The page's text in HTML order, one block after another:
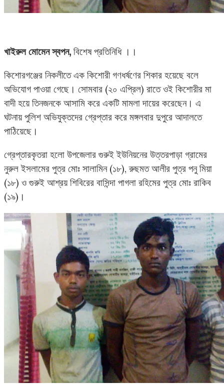
খাইরুল মোমেন স্বপন, বিশেষ প্রতিনিধি ।।
কিশোরগঞ্জের নিকলীতে এক কিশোরী গণধর্ষণের শিকার হয়েছে বলে
অভিযোগ পাওয়া গেছে। সোমবার (২০ এপ্রিল) রাতে ওই কিশোরীর মা
বাদী হয়ে তিনজনকে আসামি করে একটি মামলা দায়ের করেছেন। এ
ঘটনায় পুলিশ অভিযুক্তদের গ্রেপ্তার করে মঙ্গলবার দুপুরে আদালতে
পাঠিয়েছে।
গ্রেপ্তারকৃতরা হলো উপজেলার গুরুই ইউনিয়নের উত্তরপাড়া গ্রামের
নুরুল ইসলামের পুত্র মোঃ সালামিন (১৮), রুছমত আলীর পুত্র পনু মিয়া
(১৮) ও গুরুই আশ্রয় শিবিরের বাসিন্দা পাগলা রহিমের পুত্র মোঃ রাকিব
(১৯)।